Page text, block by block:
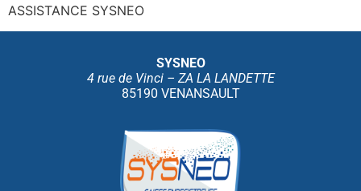
ASSISTANCE SYSNEO
SYSNEO
4 rue de Vinci – ZA LA LANDETTE
85190 VENANSAULT